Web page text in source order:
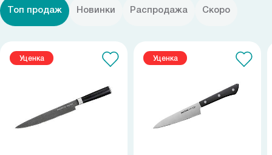
Топ продаж Новинки Распродажа Скоро
Уценка Уценка